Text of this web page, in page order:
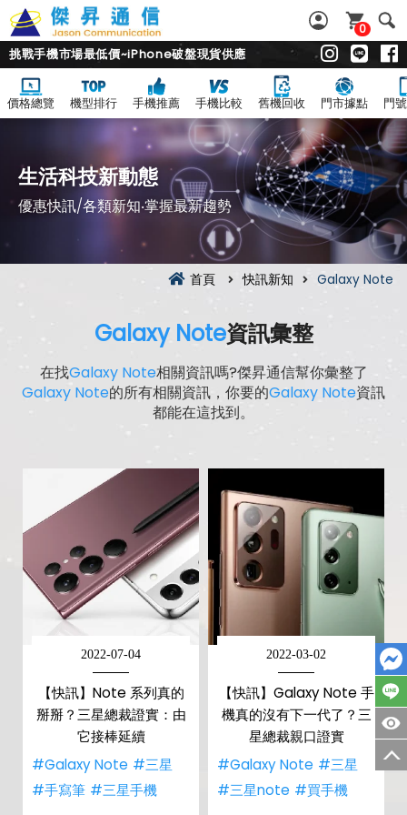
0
挑戰手機市場最低價~iPhone破盤現貨供應
價格總覽 機型排行 手機推薦 手機比較 舊機回收 門市據點 門
生活科技新動態
優惠快訊/各類新知‧掌握最新趨勢
首頁 快訊新知 Galaxy Note
Galaxy Note資訊彙整
在找Galaxy Note相關資訊嗎?傑昇通信幫你彙整了
Galaxy Note的所有相關資訊，你要的Galaxy Note資訊
都能在這找到。
2022-07-04
【快訊】Note 系列真的
掰掰？三星總裁證實：由
它接棒延續
#Galaxy Note #三星
#手寫筆 #三星手機
2022-03-02
【快訊】Galaxy Note 手
機真的沒有下一代了？三
星總裁親口證實
#Galaxy Note #三星
#三星note #買手機